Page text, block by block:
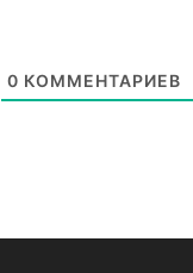
0 КОММЕНТАРИЕВ